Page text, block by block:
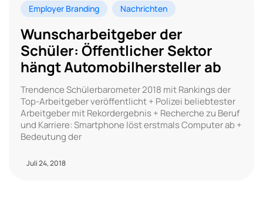
Employer Branding Nachrichten
Wunscharbeitgeber der
Schüler: Öffentlicher Sektor
hängt Automobilhersteller ab
Trendence Schülerbarometer 2018 mit Rankings der
Top-Arbeitgeber veröffentlicht + Polizei beliebtester
Arbeitgeber mit Rekordergebnis + Recherche zu Beruf
und Karriere: Smartphone löst erstmals Computer ab +
Bedeutung der
Juli 24, 2018